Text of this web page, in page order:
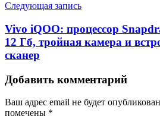
Следующая запись
Vivo iQOO: процессор
12 Гб, тройная камера и
сканер
Добавить комментарий
Ваш адрес email не будет
помечены *